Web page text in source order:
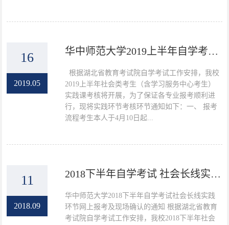
16
2019.05
华中师范大学2019上半年自学考试社会长线实践环节网上报考及现场确认的...
​ 根据湖北省教育考试院自学考试工作安排，我校
2019上半年社会类考生（含学习服务中心考生）
实践课考核将开展，为了保证各专业报考顺利进
行，现将实践环节考核环节通知如下：一、 报考
流程考生本人于4月10日起...
11
2018.09
2018下半年自学考试 社会长线实践环节网上报考及现场确认的通知
华中师范大学2018下半年自学考试社会长线实践
环节网上报考及现场确认的通知 根据湖北省教育
考试院自学考试工作安排，我校2018下半年社会